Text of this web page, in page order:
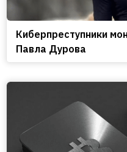
Киберпреступники
Павла Дурова